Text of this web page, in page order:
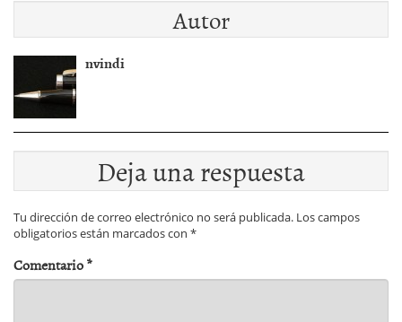
Europa
Autor
nvindi
Deja una respuesta
Tu dirección de correo electrónico no será publicada. Los campos
obligatorios están marcados con *
Comentario*